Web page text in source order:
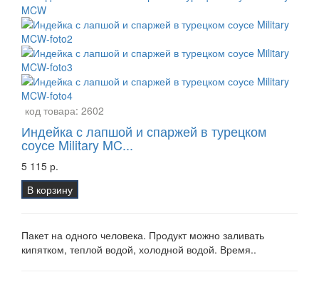
код товара: 2602
Индейка с лапшой и спаржей в турецком
соусе Military MC...
5 115 р.
В корзину
Пакет на одного человека. Продукт можно заливать
кипятком, теплой водой, холодной водой. Время..